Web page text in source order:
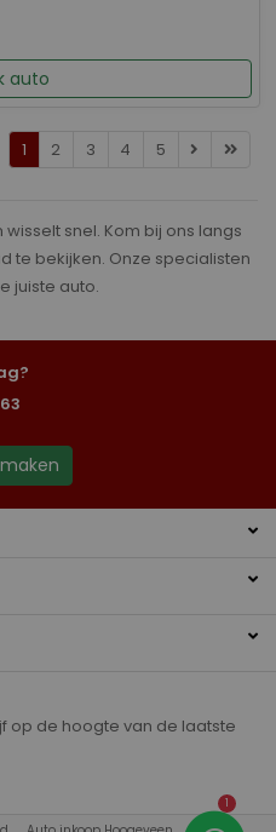
auto
1 2 3 4 5
snel. Kom bij ons langs
te bekijken. Onze specialisten
juiste auto.
op de hoogte van de laatste
1